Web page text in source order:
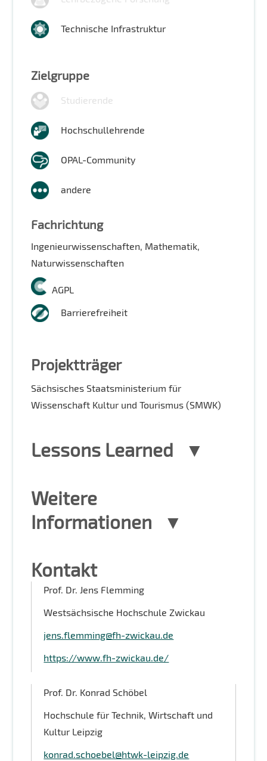
Technische Infrastruktur
Zielgruppe
Studierende
Hochschullehrende
OPAL-Community
andere
Fachrichtung
Ingenieurwissenschaften, Mathematik,
Naturwissenschaften
AGPL
Barrierefreiheit
Projektträger
Sächsisches Staatsministerium für
Wissenschaft Kultur und Tourismus (SMWK)
Lessons Learned
Weitere
Informationen
Kontakt
Prof. Dr. Jens Flemming
Westsächsische Hochschule Zwickau
jens.flemming@fh-zwickau.de
https://www.fh-zwickau.de/
Prof. Dr. Konrad Schöbel
Hochschule für Technik, Wirtschaft und
Kultur Leipzig
konrad.schoebel@htwk-leipzig.de